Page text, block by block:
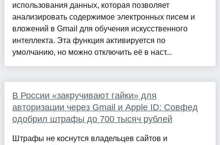
использования данных, которая позволяет
анализировать содержимое электронных писем и
вложений в Gmail для обучения искусственного
интеллекта. Эта функция активируется по
умолчанию, но можно отключить её в наст...
В России «закручивают гайки» для
авторизации через Gmail и Apple ID: Совфед
одобрил штрафы до 700 тысяч рублей
Штрафы не коснутся владельцев сайтов и